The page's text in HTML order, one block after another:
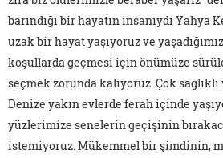
barındığı bir hayatın insanıydı Yahya
uzak bir hayat yaşıyoruz ve
koşullarda geçmesi için önümüze
seçmek zorunda kalıyoruz. Çok
Denize yakın evlerde ferah içinde
yüzlerimize senelerin geçişinin
istemiyoruz. Mükemmel bir şimdinin,